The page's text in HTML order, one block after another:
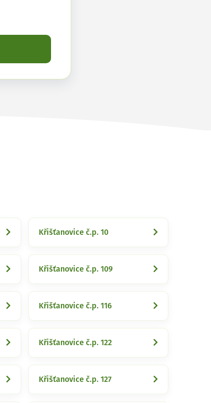
Křišťanovice č.p. 10
Křišťanovice č.p. 109
Křišťanovice č.p. 116
Křišťanovice č.p. 122
Křišťanovice č.p. 127